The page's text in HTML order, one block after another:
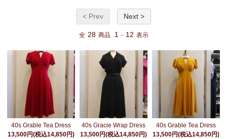
< Prev Next >
全 28 商品 1 - 12 表示
40s Grable Tea Dress
13,500円(税込14,850円)
40s Gracie Wrap Dress
13,500円(税込14,850円)
40s Grable Tea Dress
13,500円(税込14,850円)